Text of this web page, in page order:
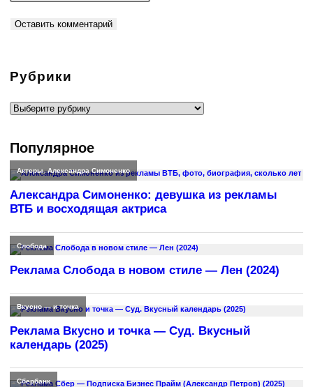
Рубрики
Рубрики
Популярное
Актеры,Александра Симоненко
Александра Симоненко: девушка из рекламы
ВТБ и восходящая актриса
Слобода
Реклама Слобода в новом стиле — Лен (2024)
Вкусно — и точка
Реклама Вкусно и точка — Суд. Вкусный
календарь (2025)
Сбербанк